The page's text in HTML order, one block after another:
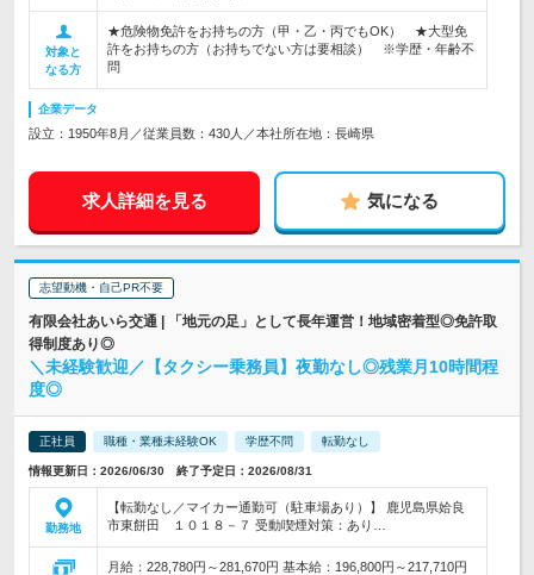
対象と
なる方
★危険物免許をお持ちの方（甲・乙・丙でもOK） ★大型免
許をお持ちの方（お持ちでない方は要相談） ※学歴・年齢不
問
企業データ
設立：1950年8月／従業員数：430人／本社所在地：長崎県
求人詳細を見る 気になる
志望動機・自己PR不要
有限会社あいら交通 | 「地元の足」として長年運営！地域密着型◎免許取
得制度あり◎
＼未経験歓迎／【タクシー乗務員】夜勤なし◎残業月10時間程
度◎
正社員 職種・業種未経験OK 学歴不問 転勤なし
情報更新日：2026/06/30 終了予定日：2026/08/31
勤務地
【転勤なし／マイカー通勤可（駐車場あり）】 鹿児島県姶良
市東餅田 １０１８－７ 受動喫煙対策：あり…
月給：228,780円～281,670円 基本給：196,800円～217,710円